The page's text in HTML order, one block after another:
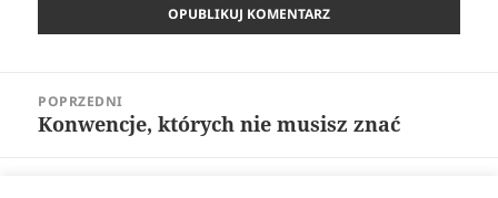
wpisuPOPRZEDNI
Poprzedni
Konwencje, których nie musisz znać